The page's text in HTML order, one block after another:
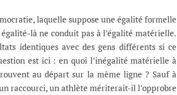
laquelle suppose une égalité formelle
là ne conduit pas à l’égalité matérielle.
identiques avec des gens différents si ce
est ici : en quoi l’inégalité matérielle à
au départ sur la même ligne ? Sauf à
raccourci, un athlète mériterait-il l’opprobre